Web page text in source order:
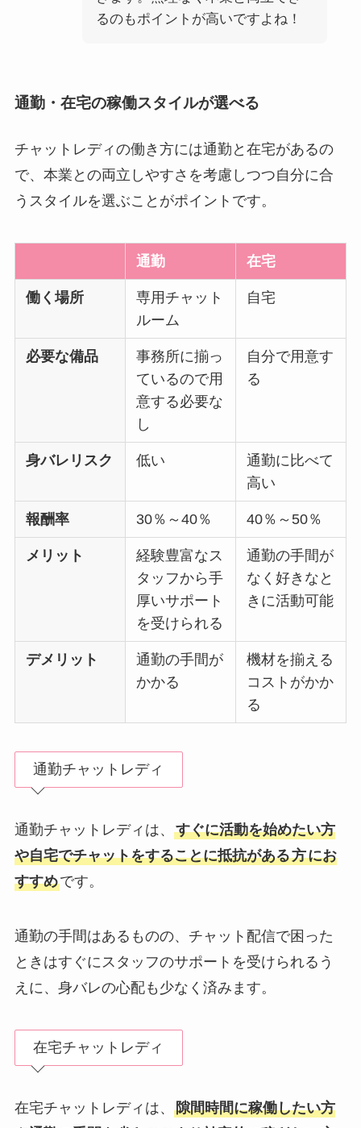
るのもポイントが高いですよね！
通勤・在宅の稼働スタイルが選べる
チャットレディの働き方には通勤と在宅があるの
で、本業との両立しやすさを考慮しつつ自分に合
うスタイルを選ぶことがポイントです。
通勤 在宅
働く場所
専用チャット
ルーム
自宅
必要な備品
事務所に揃っ
ているので用
意する必要な
し
自分で用意す
る
身バレリスク 低い
通勤に比べて
高い
報酬率 30％～40％ 40％～50％
メリット
経験豊富なス
タッフから手
厚いサポート
を受けられる
通勤の手間が
なく好きなと
きに活動可能
デメリット
通勤の手間が
かかる
機材を揃える
コストがかか
る
通勤チャットレディ
通勤チャットレディは、 すぐに活動を始めたい方
や自宅でチャットをすることに抵抗がある方にお
すすめです。
通勤の手間はあるものの、チャット配信で困った
ときはすぐにスタッフのサポートを受けられるう
えに、身バレの心配も少なく済みます。
在宅チャットレディ
在宅チャットレディは、 隙間時間に稼働したい方